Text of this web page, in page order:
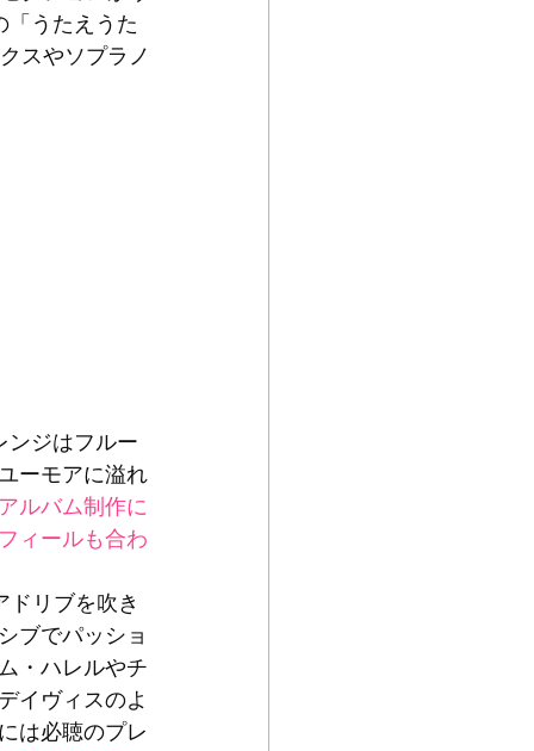
「うたえうた
スやソプラノ
ンジはフルー
ーモアに溢れ
ルバム制作に
ィールも合わ
ドリブを吹き
ブでパッショ
・ハレルやチ
イヴィスのよ
は必聴のプレ